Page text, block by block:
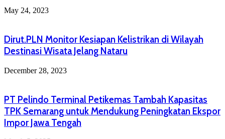
May 24, 2023
Dirut.PLN Monitor Kesiapan Kelistrikan di Wilayah
Destinasi Wisata Jelang Nataru
December 28, 2023
PT Pelindo Terminal Petikemas Tambah Kapasitas
TPK Semarang untuk Mendukung Peningkatan Ekspor
Impor Jawa Tengah